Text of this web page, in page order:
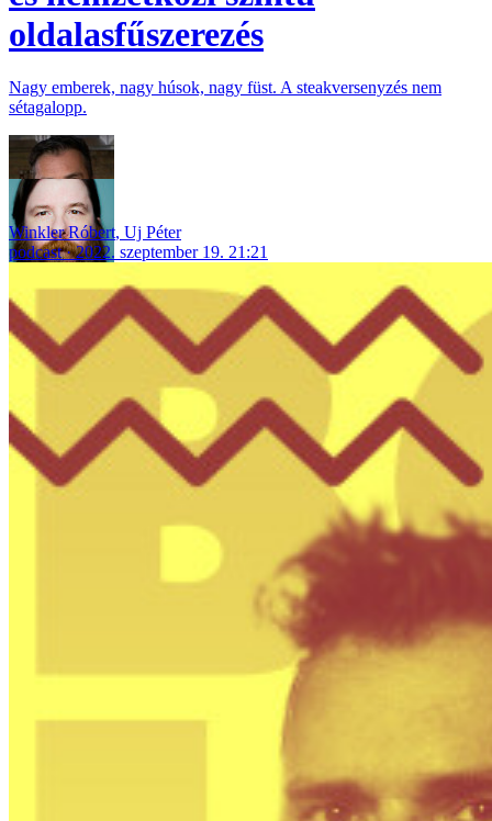
oldalasfűszerezés
Nagy emberek, nagy húsok, nagy füst. A steakversenyzés nem
sétagalopp.
Winkler Róbert, Uj Péter
podcast
2022. szeptember 19. 21:21